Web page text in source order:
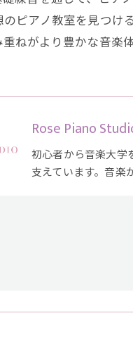
ピアノ教室を見つ
ねがより豊かな音楽
Rose Piano
初心者から音楽大学
支えています。音楽